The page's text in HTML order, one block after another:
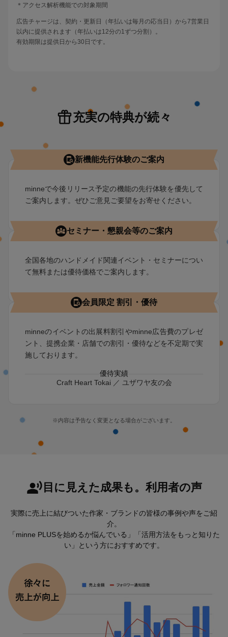
＊アクセス解析機能での対象期間
広告チャージは、契約・更新日（年払いは毎月の応当日）から7営業日
以内に提供されます（年払いは12分の1ずつ分割）。
有効期限は提供日から30日です。
充実の特典が続々
新機能先行体験のご案内
minneで今後リリース予定の機能の先行体験を優先して
ご案内します。ぜひご意見ご要望をお寄せください。
セミナー・懇親会等のご案内
全国各地のハンドメイド関連イベント・セミナーについ
て無料または優待価格でご案内します。
会員限定 割引・優待
minneのイベントの出展料割引やminne広告費のプレゼ
ント、提携企業・店舗での割引・優待などを不定期で実
施しております。
優待実績
Craft Heart Tokai ／ ユザワヤ友の会
※内容は予告なく変更となる場合がございます。
目に見えた成果も。利用者の声
実際に売上に結びついた作家・ブランドの皆様の事例や声をご紹
介。
「minne PLUSを始めるか悩んでいる」「活用方法をもっと知りた
い」という方におすすめです。